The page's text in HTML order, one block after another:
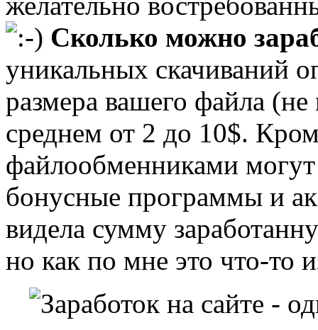
Сколько можно
уникальных скачиваний
размера вашего файла
среднем от 2 до 10$.
файлообменниками
бонусные программы и
видела сумму
но как по мне это что-то